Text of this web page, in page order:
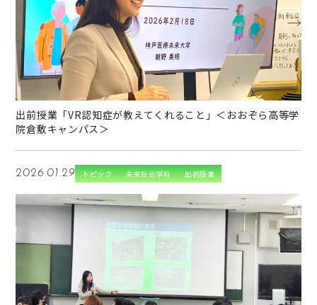
出前授業「VR認知症が教えてくれること」＜おおぞら高等学
院倉敷キャンパス＞
→
2026.01.29 トピック 未来社会学科 出前授業
→